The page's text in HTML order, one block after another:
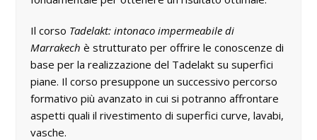
Il corso Tadelakt: intonaco impermeabile di
Marrakech è strutturato per offrire le conoscenze di
base per la realizzazione del Tadelakt su superfici
piane. Il corso presuppone un successivo percorso
formativo più avanzato in cui si potranno affrontare
aspetti quali il rivestimento di superfici curve, lavabi,
vasche.